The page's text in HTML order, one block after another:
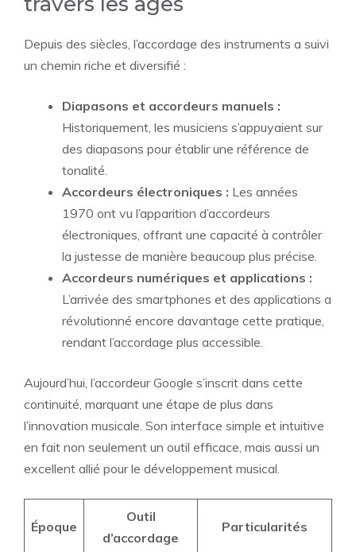
Depuis des siècles, l’accordage des instruments a suivi
un chemin riche et diversifié :
Diapasons et accordeurs manuels :
Historiquement, les musiciens s’appuyaient sur
des diapasons pour établir une référence de
tonalité.
Accordeurs électroniques : Les années
1970 ont vu l’apparition d’accordeurs
électroniques, offrant une capacité à contrôler
la justesse de manière beaucoup plus précise.
Accordeurs numériques et applications :
L’arrivée des smartphones et des applications a
révolutionné encore davantage cette pratique,
rendant l’accordage plus accessible.
Aujourd’hui, l’accordeur Google s’inscrit dans cette
continuité, marquant une étape de plus dans
l’innovation musicale. Son interface simple et intuitive
en fait non seulement un outil efficace, mais aussi un
excellent allié pour le développement musical.
Époque
Outil
d’accordage
Particularités